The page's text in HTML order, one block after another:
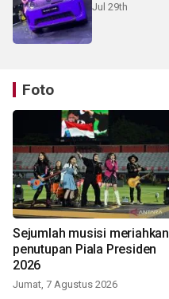
Jul 29th
Foto
Sejumlah musisi meriahkan
penutupan Piala Presiden
2026
Jumat, 7 Agustus 2026